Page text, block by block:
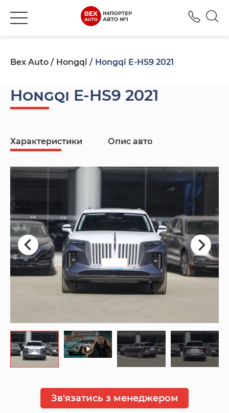
Bex Auto Hongqi Hongqi E-HS9 2021
Hongqi E-HS9 2021
Характеристики Опис авто
Зв'язатись з менеджером